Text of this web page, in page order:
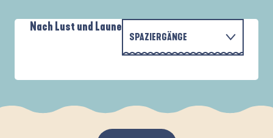
Nach Lust und Laune
SPAZIERGÄNGE
WENN ES REGNET
PARCOURS D'INTERPRÉTATION DE L'ANSE